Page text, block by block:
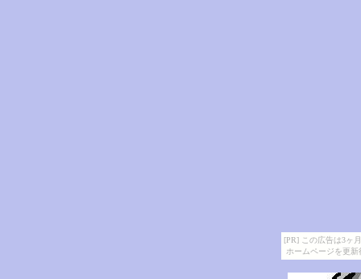
[PR] この広告は3ヶ
ホームページを更